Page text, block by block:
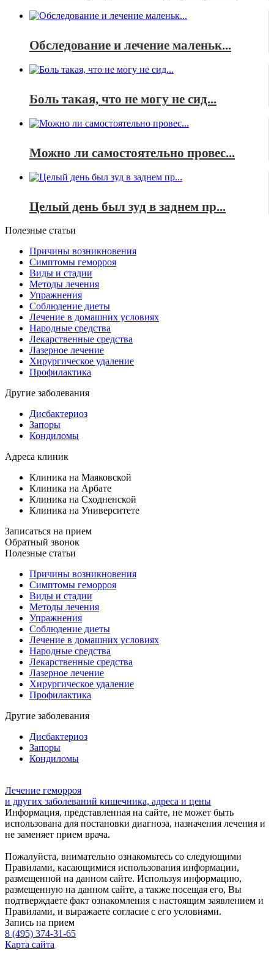
Обследование и лечение маленьк...
Боль такая, что не могу не сид...
Можно ли самостоятельно провес...
Целый день был зуд в заднем пр...
Полезные статьи
Причины возникновения
Симптомы геморроя
Виды и стадии
Методы лечения
Упражнения
Соблюдение диеты
Лечение в домашних условиях
Народные средства
Лекарственные средства
Лазерное лечение
Хирургическое удаление
Профилактика
Другие заболевания
Дисбактериоз
Запоры
Кондиломы
Адреса клиник
Клиника на Маяковской
Клиника на Арбате
Клиника на Сходненской
Клиника на Университете
Записаться на прием
Обратный звонок
Полезные статьи
Причины возникновения
Симптомы геморроя
Виды и стадии
Методы лечения
Упражнения
Соблюдение диеты
Лечение в домашних условиях
Народные средства
Лекарственные средства
Лазерное лечение
Хирургическое удаление
Профилактика
Другие заболевания
Дисбактериоз
Запоры
Кондиломы
Лечение геморроя
и других заболеваний кишечника, адреса и цены
Информация, представленная на сайте, не может быть
использована для постановки диагноза, назначения лечения и
не заменяет прием врача.
Пожалуйста, внимательно ознакомьтесь со следующими
Правилами, касающимися использования информации,
размещенной на данном сайте. Используя информацию,
размещенную на данном сайте, а также посещая его, Вы
подтверждаете факт ознакомления с настоящим заявлением и
Правилами, и выражаете согласие с его условиями.
Запись на прием
8 (495) 374-31-65
Карта сайта